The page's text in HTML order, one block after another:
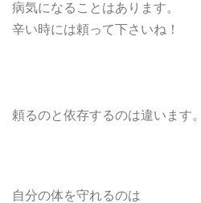
病気になることはあります。
辛い時には頼って下さいね！
頼るのと依存するのは違います。
自分の体を守れるのは